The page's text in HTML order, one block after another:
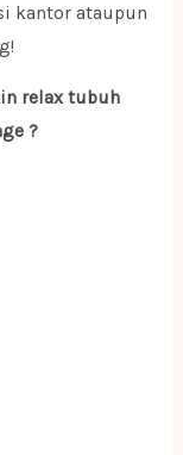
kantor ataupun
relax tubuh
?